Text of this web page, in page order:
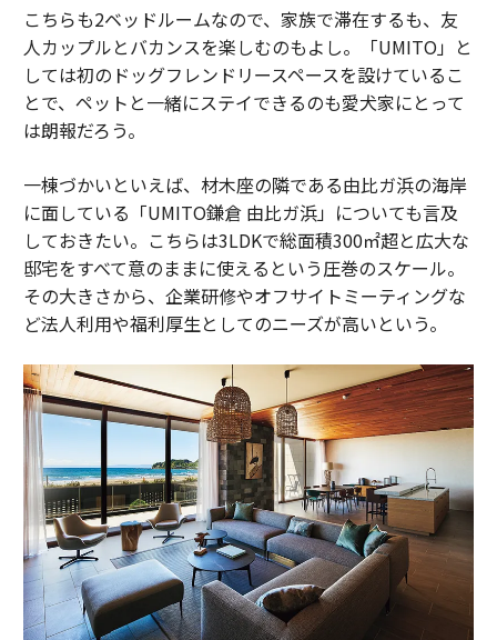
こちらも2ベッドルームなので、家族で滞在するも、友
人カップルとバカンスを楽しむのもよし。「UMITO」と
しては初のドッグフレンドリースペースを設けているこ
とで、ペットと一緒にステイできるのも愛犬家にとって
は朗報だろう。
一棟づかいといえば、材木座の隣である由比ガ浜の海岸
に面している「UMITO鎌倉 由比ガ浜」についても言及
しておきたい。こちらは3LDKで総面積300㎡超と広大な
邸宅をすべて意のままに使えるという圧巻のスケール。
その大きさから、企業研修やオフサイトミーティングな
ど法人利用や福利厚生としてのニーズが高いという。